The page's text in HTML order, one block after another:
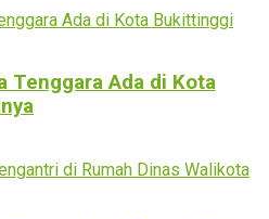
Tenggara Ada di Kota